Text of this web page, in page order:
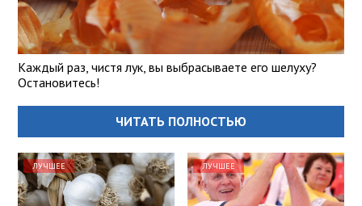
Каждый раз, чистя лук, вы выбрасываете его шелуху?
Остановитесь!
ЧИТАТЬ ПОЛНОСТЬЮ
ЛУЧШЕЕ ЛУЧШЕЕ